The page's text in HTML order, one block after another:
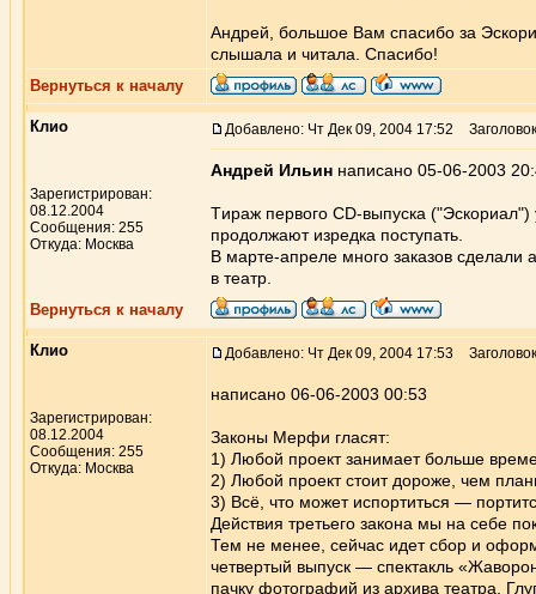
Андрей, большое Вам спасибо за
слышала и читала. Спасибо!
Вернуться к началу
Клио
Зарегистрирован:
08.12.2004
Сообщения: 255
Откуда: Москва
Добавлено: Чт Дек 09, 2004 17:52
Андрей Ильин написано 05-06-2003
Tираж первого CD-выпуска
продолжают изредка поступать.
В марте-апреле много заказов сделали
в театр.
Вернуться к началу
Клио
Зарегистрирован:
08.12.2004
Сообщения: 255
Откуда: Москва
Добавлено: Чт Дек 09, 2004 17:53
написано 06-06-2003 00:53
Законы Мерфи гласят:
1) Любой проект занимает больше
2) Любой проект стоит дороже, чем
3) Всё, что может испортиться —
Действия третьего закона мы на себе
Тем не менее, сейчас идет сбор и
четвертый выпуск — спектакль
пачку фотографий из архива театра.